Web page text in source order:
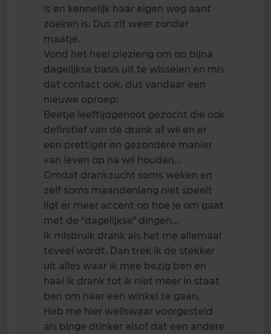
is en kennelijk haar eigen weg aant
zoeken is. Dus zit weer zonder
maatje.
Vond het heel plezierig om op bijna
dagelijkse basis uit te wisselen en mis
dat contact ook, dus vandaar een
nieuwe oproep:
Beetje leeftijdgenoot gezocht die ook
definitief van de drank af wil en er
een prettiger en gezondere manier
van leven op na wil houden...
Omdat drankzucht soms weken en
zelf soms maandenlang niet speelt
ligt er meer accent op hoe je om gaat
met de "dagelijkse" dingen...
Ik misbruik drank als het me allemaal
teveel wordt. Dan trek ik de stekker
uit alles waar ik mee bezig ben en
haal ik drank tot ik niet meer in staat
ben om naar een winkel te gaan.
Heb me hier weliswaar voorgesteld
als binge drinker alsof dat een andere